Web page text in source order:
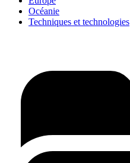
Océanie
Techniques et technologies